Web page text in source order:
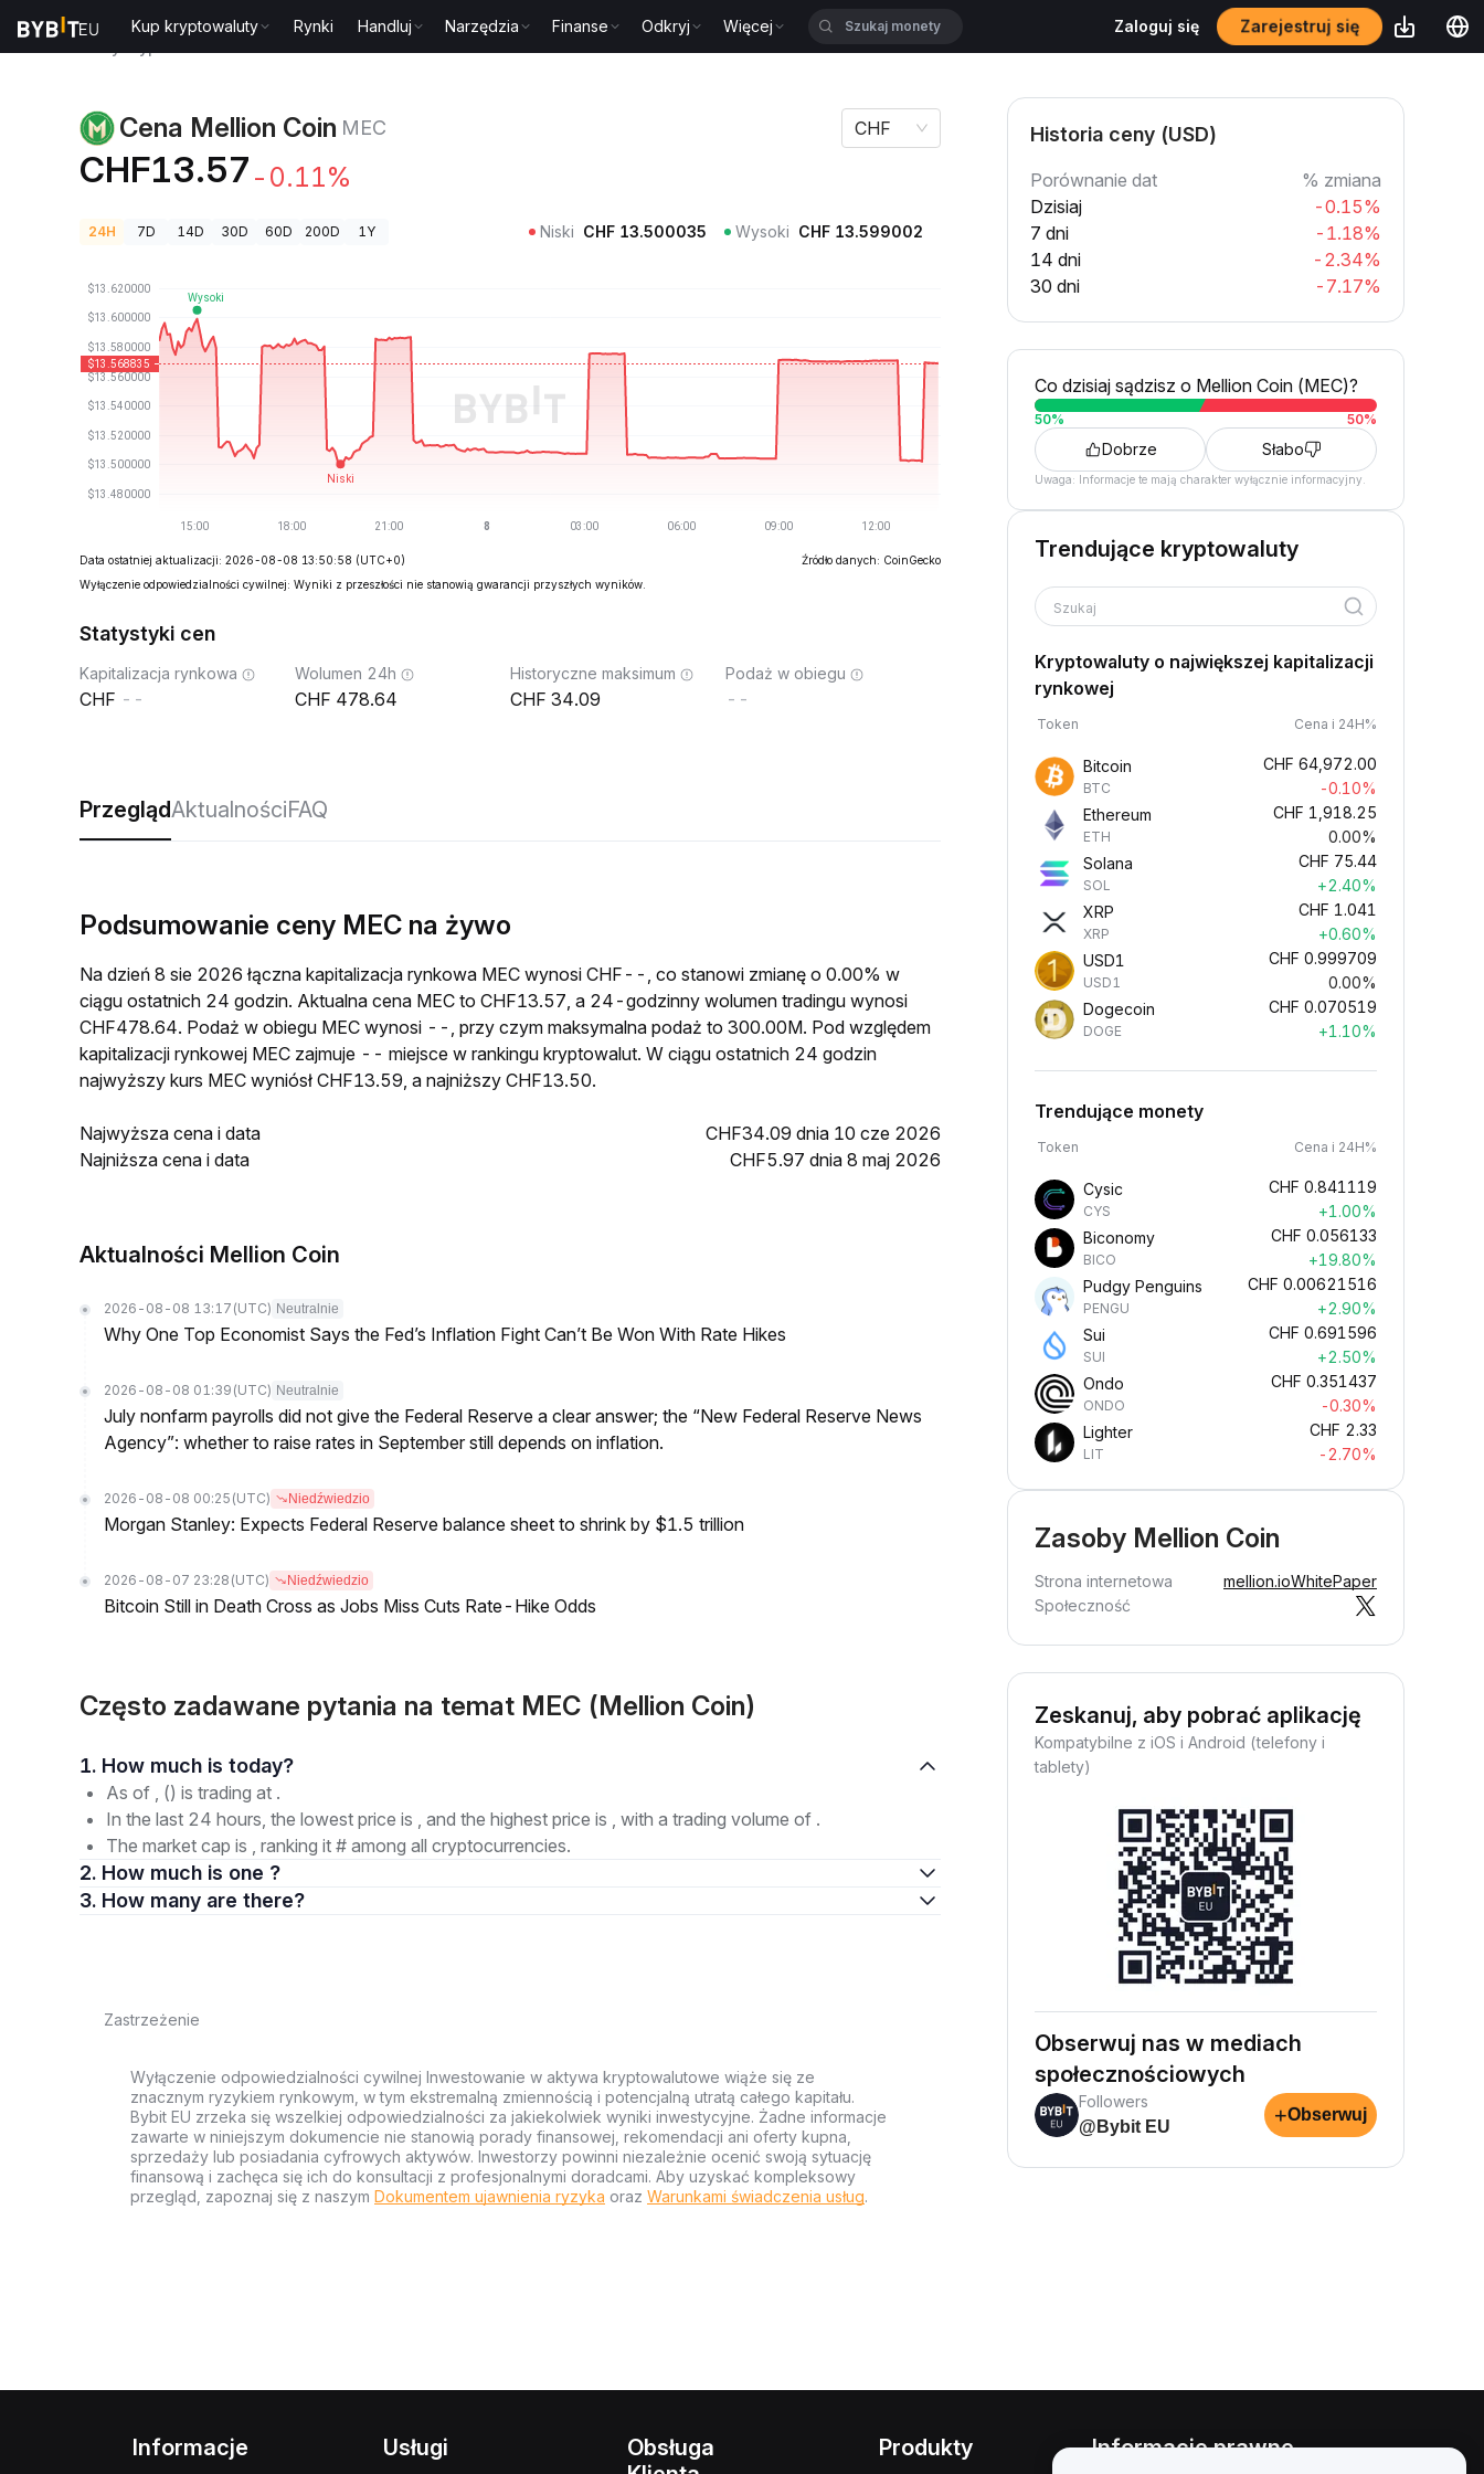
Kup kryptowaluty Rynki Handluj Narzędzia Finanse Odkryj Więcej Zaloguj się Zarejestruj się
Cena Mellion Coin MEC
CHF13.57 -0.11%
CHF
24H 7D 14D 30D 60D 200D 1Y Niski CHF 13.500035 Wysoki CHF 13.599002
Data ostatniej aktualizacji: 2026-08-08 13:50:58 (UTC+0)
Źródło danych: CoinGecko
Wyłączenie odpowiedzialności cywilnej: Wyniki z przeszłości nie stanowią gwarancji przyszłych wyników.
Statystyki cen
Kapitalizacja rynkowa
--
Wolumen 24h
478.64
Historyczne maksimum
34.09
Podaż w obiegu
--
PrzeglądAktualnościFAQ
Podsumowanie ceny MEC na żywo
Na dzień 8 sie 2026 łączna kapitalizacja rynkowa MEC wynosi CHF--, co stanowi zmianę o 0.00% w
ciągu ostatnich 24 godzin. Aktualna cena MEC to CHF13.57, a 24-godzinny wolumen tradingu wynosi
CHF478.64. Podaż w obiegu MEC wynosi --, przy czym maksymalna podaż to 300.00M. Pod względem
kapitalizacji rynkowej MEC zajmuje -- miejsce w rankingu kryptowalut. W ciągu ostatnich 24 godzin
najwyższy kurs MEC wyniósł CHF13.59, a najniższy CHF13.50.
Najwyższa cena i data
CHF34.09 dnia 10 cze 2026
Najniższa cena i data
CHF5.97 dnia 8 maj 2026
Aktualności Mellion Coin
2026-08-08 13:17 (UTC) Neutralnie
Why One Top Economist Says the Fed’s Inflation Fight Can’t Be Won With Rate Hikes
2026-08-08 01:39 (UTC) Neutralnie
July nonfarm payrolls did not give the Federal Reserve a clear answer; the “New Federal Reserve News
Agency”: whether to raise rates in September still depends on inflation.
2026-08-08 00:25 (UTC) Niedźwiedzio
Morgan Stanley: Expects Federal Reserve balance sheet to shrink by $1.5 trillion
2026-08-07 23:28 (UTC) Niedźwiedzio
Bitcoin Still in Death Cross as Jobs Miss Cuts Rate-Hike Odds
Często zadawane pytania na temat MEC (Mellion Coin)
1. How much is today?
As of , () is trading at .
In the last 24 hours, the lowest price is , and the highest price is , with a trading volume of .
The market cap is , ranking it # among all cryptocurrencies.
2. How much is one ?
3. How many are there?
Zastrzeżenie
Wyłączenie odpowiedzialności cywilnej Inwestowanie w aktywa kryptowalutowe wiąże się ze
znacznym ryzykiem rynkowym, w tym ekstremalną zmiennością i potencjalną utratą całego kapitału.
Bybit EU zrzeka się wszelkiej odpowiedzialności za jakiekolwiek wyniki inwestycyjne. Żadne informacje
zawarte w niniejszym dokumencie nie stanowią porady finansowej, rekomendacji ani oferty kupna,
sprzedaży lub posiadania cyfrowych aktywów. Inwestorzy powinni niezależnie ocenić swoją sytuację
finansową i zachęca się ich do konsultacji z profesjonalnymi doradcami. Aby uzyskać kompleksowy
przegląd, zapoznaj się z naszym Dokumentem ujawnienia ryzyka oraz Warunkami świadczenia usług.
Historia ceny (USD)
Porównanie dat
% zmiana
Dzisiaj
-0.15%
7 dni
-1.18%
14 dni
-2.34%
30 dni
-7.17%
Co dzisiaj sądzisz o Mellion Coin (MEC)?
50% 50%
Dobrze Słabo
Uwaga: Informacje te mają charakter wyłącznie informacyjny.
Trendujące kryptowaluty
Szukaj
Kryptowaluty o największej kapitalizacji
rynkowej
Token Cena i 24H%
Bitcoin
BTC
CHF 64,972.00
-0.10%
Ethereum
ETH
CHF 1,918.25
0.00%
Solana
SOL
CHF 75.44
+2.40%
XRP
XRP
CHF 1.041
+0.60%
USD1
USD1
CHF 0.999709
0.00%
Dogecoin
DOGE
CHF 0.070519
+1.10%
Trendujące monety
Token Cena i 24H%
Cysic
CYS
CHF 0.841119
+1.00%
Biconomy
BICO
CHF 0.056133
+19.80%
Pudgy Penguins
PENGU
CHF 0.00621516
+2.90%
Sui
SUI
CHF 0.691596
+2.50%
Ondo
ONDO
CHF 0.351437
-0.30%
Lighter
LIT
CHF 2.33
-2.70%
Zasoby Mellion Coin
Strona internetowa mellion.ioWhitePaper
Społeczność
Zeskanuj, aby pobrać aplikację
Kompatybilne z iOS i Android (telefony i
tablety)
Obserwuj nas w mediach
społecznościowych
Followers
@Bybit EU
+Obserwuj
Informacje Usługi
Obsługa
Produkty Informacje prawne